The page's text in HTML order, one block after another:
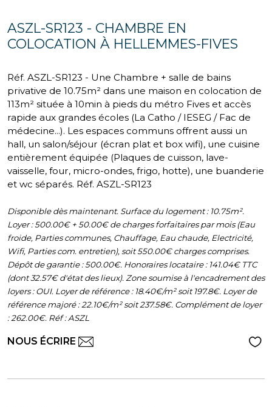
ASZL-SR123 - CHAMBRE EN
COLOCATION À HELLEMMES-FIVES
Réf. ASZL-SR123 - Une Chambre + salle de bains
privative de 10.75m² dans une maison en colocation de
113m² située à 10min à pieds du métro Fives et accès
rapide aux grandes écoles (La Catho / IESEG / Fac de
médecine...). Les espaces communs offrent aussi un
hall, un salon/séjour (écran plat et box wifi), une cuisine
entièrement équipée (Plaques de cuisson, lave-
vaisselle, four, micro-ondes, frigo, hotte), une buanderie
et wc séparés. Réf. ASZL-SR123
Disponible dès maintenant. Surface du logement : 10.75m².
Loyer : 500.00€ + 50.00€ de charges forfaitaires par mois (Eau
froide, Parties communes, Chauffage, Eau chaude, Electricité,
Wifi, Parties com. entretien), soit 550.00€ charges comprises.
Dépôt de garantie : 500.00€. Honoraires locataire : 141.04€ TTC
(dont 32.57€ d'état des lieux). Zone soumise à l'encadrement des
loyers : OUI. Loyer de référence : 18.40€/m² soit 197.8€. Loyer de
référence majoré : 22.10€/m² soit 237.58€. Complément de loyer
: 262.00€. Réf : ASZL
NOUS ÉCRIRE